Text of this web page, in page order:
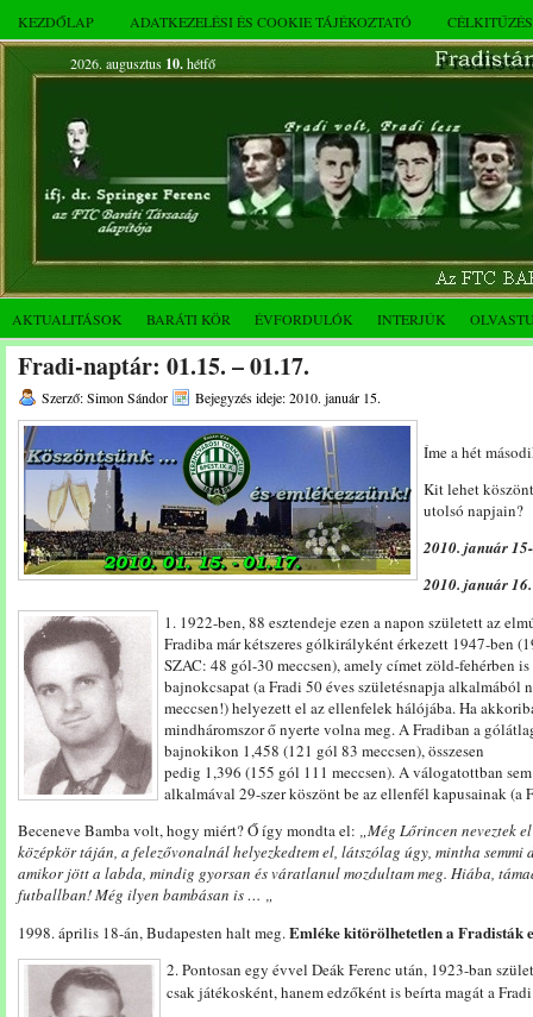
KEZDŐLAP ADATKEZELÉSI ÉS COOKIE TÁJÉKOZTATÓ
2026. augusztus 10.hétfő
AKTUALITÁSOK BARÁTI KÖR ÉVFORDULÓK INTERJÚK
Fradi-naptár: 01.15. – 01.17.
Szerző: Simon Sándor Bejegyzés ideje: 2010. január 15.
Íme a hét
Kit lehet
utolsó napjain?
2010. január
2010. január
1. 1922-ben, 88 esztendeje ezen a napon született az
Fradiba már kétszeres gólkirályként érkezett 1947-ben
SZAC: 48 gól-30 meccsen), amely címet zöld-fehérben
bajnokcsapat (a Fradi 50 éves születésnapja
meccsen!) helyezett el az ellenfelek hálójába. Ha
mindháromszor ő nyerte volna meg. A Fradiban a
bajnokikon 1,458 (121 gól 83 meccsen), összesen
pedig 1,396 (155 gól 111 meccsen). A válogatottban
alkalmával 29-szer köszönt be az ellenfél kapusainak (a
Beceneve Bamba volt, hogy miért? Ő így mondta el: „Még Lőrincen neveztek
középkör táján, a felezővonalnál helyezkedtem el, látszólag úgy, mintha semmi
amikor jött a labda, mindig gyorsan és váratlanul mozdultam meg. Hiába,
futballban! Még ilyen bambásan is … „
1998. április 18-án, Budapesten halt meg.Emléke kitörölhetetlen a Fradisták
2. Pontosan egy évvel Deák Ferenc után, 1923-ban
csak játékosként, hanem edzőként is beírta magát a